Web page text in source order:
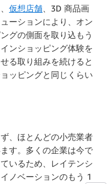
仮想店舗 、3D 商品画
ーションにより、オン
グの側面を取り込もう
ンショッピング体験を
る取り組みを続けると
ッピングと同じくらい
、ほとんどの小売業者
す。多くの企業は今で
いるため、レイテンシ
ノベーションのもう 1